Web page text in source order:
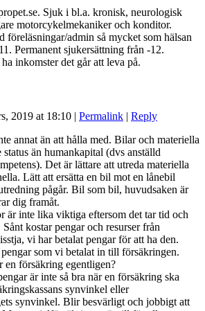
Sjuk i bl.a. kronisk, neurologisk
motorcykelmekaniker och konditor.
föreläsningar/admin så mycket som hälsan
Permanent sjukersättning från -12.
inkomster det går att leva på.
2019 at 18:10 | Permalink | Reply
annat än att hålla med. Bilar och materiella
status än humankapital (dvs anställd
Det är lättare att utreda materiella
Lätt att ersätta en bil mot en lånebil
pågår. Bil som bil, huvudsaken är
dig framåt.
är inte lika viktiga eftersom det tar tid och
kostar pengar och resurser från
vi har betalat pengar för att ha den.
som vi betalat in till försäkringen.
en försäkring egentligen?
är inte så bra när en försäkring ska
synvinkel eller
synvinkel. Blir besvärligt och jobbigt att